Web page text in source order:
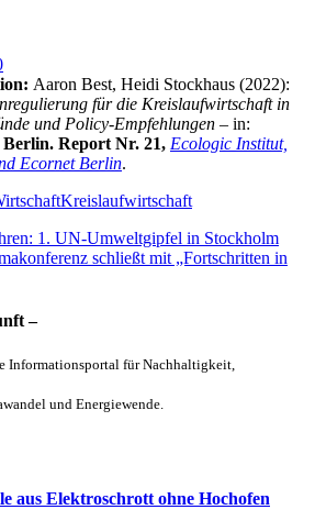
Aaron Best, Heidi Stockhaus (2022):
für die Kreislaufwirtschaft in
und Policy-Empfehlungen – in:
Berlin. Report Nr. 21, Ecologic Institut,
Ecornet Berlin.
Schlagworte
Kreislaufwirtschaft
1. UN-Umweltgipfel in Stockholm
schließt mit „Fortschritten in
–
Informationsportal für Nachhaltigkeit,
und Energiewende.
aus Elektroschrott ohne Hochofen